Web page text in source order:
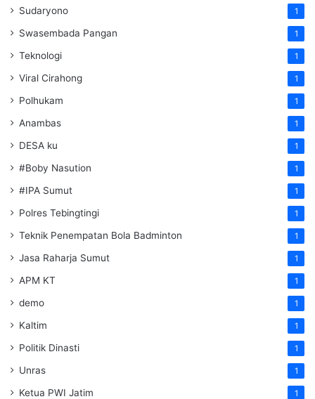
Sudaryono 1
Swasembada Pangan 1
Teknologi 1
Viral Cirahong 1
Polhukam 1
Anambas 1
DESA ku 1
#Boby Nasution 1
#IPA Sumut 1
Polres Tebingtingi 1
Teknik Penempatan Bola Badminton 1
Jasa Raharja Sumut 1
APM KT 1
demo 1
Kaltim 1
Politik Dinasti 1
Unras 1
Ketua PWI Jatim 1